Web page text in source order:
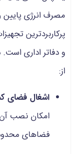
مصرف انرژی پایین
پرکاربردترین
و دفاتر اداری
از:
اشغال فضای
امکان نصب
فضاهای